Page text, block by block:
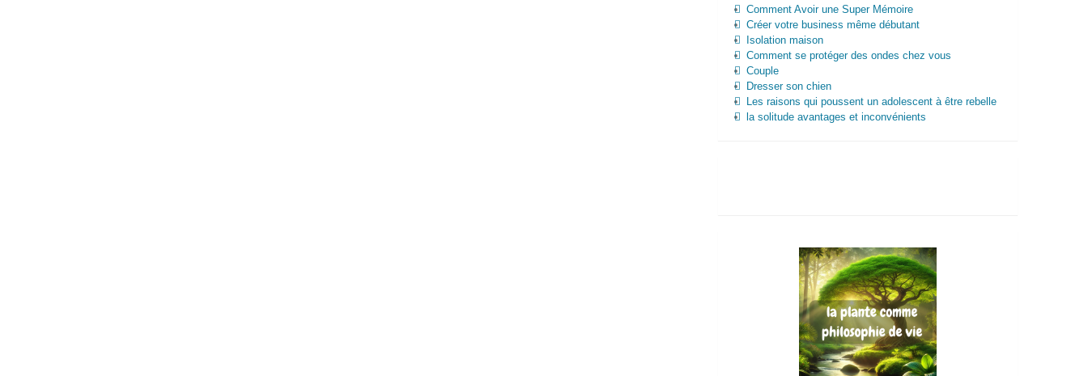
Comment Avoir une Super Mémoire
Créer votre business même débutant
Isolation maison
Comment se protéger des ondes chez vous
Couple
Dresser son chien
Les raisons qui poussent un adolescent à être rebelle
la solitude avantages et inconvénients